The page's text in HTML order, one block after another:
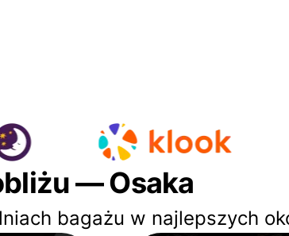
— Osaka
bagażu w najlepszych